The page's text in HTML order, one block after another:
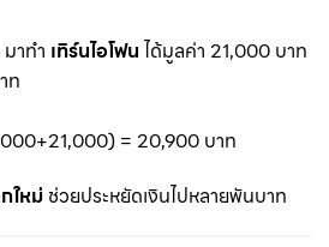
าทำ เทิร์นไอโฟน ได้มูลค่า 21,000 บาท
ท
= 20,900 บาท
ใหม่ ช่วยประหยัดเงินไปหลายพันบาท